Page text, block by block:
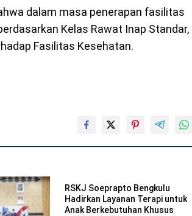
dalam masa penerapan fasilitas
Kelas Rawat Inap Standar,
Fasilitas Kesehatan.
RSKJ Soeprapto Bengkulu
Hadirkan Layanan Terapi untuk
Anak Berkebutuhan Khusus